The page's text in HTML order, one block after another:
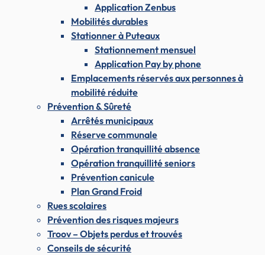
Application Zenbus
Mobilités durables
Stationner à Puteaux
Stationnement mensuel
Application Pay by phone
Emplacements réservés aux personnes à
mobilité réduite
Prévention & Sûreté
Arrêtés municipaux
Réserve communale
Opération tranquillité absence
Opération tranquillité seniors
Prévention canicule
Plan Grand Froid
Rues scolaires
Prévention des risques majeurs
Troov – Objets perdus et trouvés
Conseils de sécurité